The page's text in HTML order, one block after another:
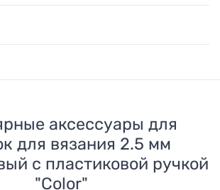
аксессуары для
для вязания 2.5 мм
с пластиковой ручкой
"Color"